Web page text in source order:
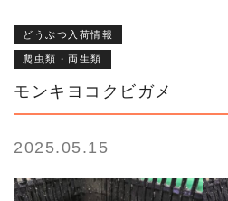
どうぶつ入荷情報
爬虫類・両生類
モンキヨコクビガメ
2025.05.15